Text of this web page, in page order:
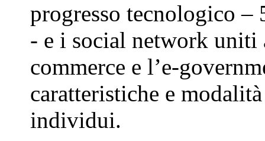
progresso tecnologico
- e i social network
commerce e l’e-
caratteristiche e
individui.